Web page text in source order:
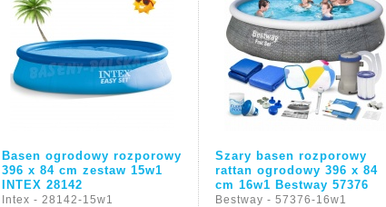
Basen ogrodowy rozporowy
396 x 84 cm zestaw 15w1
INTEX 28142
Intex - 28142-15w1
Szary basen rozporowy
rattan ogrodowy 396 x 84
cm 16w1 Bestway 57376
Bestway - 57376-16w1